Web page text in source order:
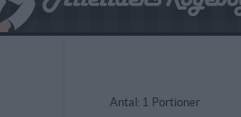
Antal: 1 Portioner